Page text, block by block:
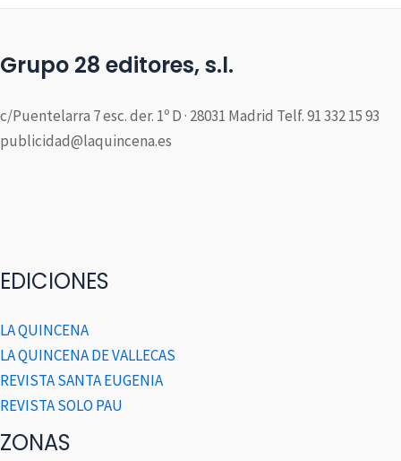
Grupo 28 editores, s.l.
c/Puentelarra 7 esc. der. 1º D · 28031 Madrid Telf. 91 332 15 93
publicidad@laquincena.es
EDICIONES
LA QUINCENA
LA QUINCENA DE VALLECAS
REVISTA SANTA EUGENIA
REVISTA SOLO PAU
ZONAS